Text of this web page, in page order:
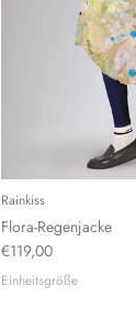
Rainkiss
Flora-Regenjacke
€119,00
Einheitsgröße